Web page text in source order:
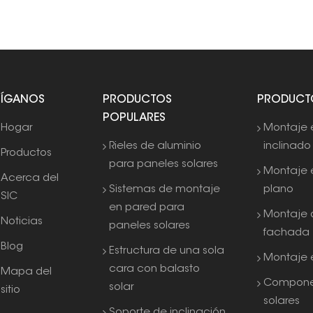
Hogar
Productos
Acerca del
SIC
Noticias
Blog
Mapa del
sitio
PRODUCTOS
POPULARES
Rieles de aluminio
para paneles solares
Sistemas de montaje
en pared para
paneles solares
Estructura de una sola
cara con balasto
solar
Montaje
inclinado
Montaje
plano
Montaje
fachada
Montaje
solares